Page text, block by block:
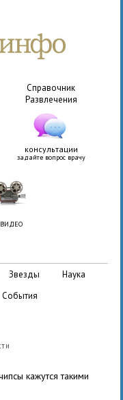
Справочник
Развлечения
консультации
задайте вопрос врачу
ВИДЕО
звезды
наука
события
кажутся такими